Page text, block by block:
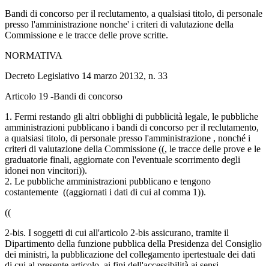
Bandi di concorso per il reclutamento, a qualsiasi titolo, di personale
presso l'amministrazione nonche' i criteri di valutazione della
Commissione e le tracce delle prove scritte.
NORMATIVA
Decreto Legislativo 14 marzo 20132, n. 33
Articolo 19 -Bandi di concorso
1. Fermi restando gli altri obblighi di pubblicità legale, le pubbliche
amministrazioni pubblicano i bandi di concorso per il reclutamento,
a qualsiasi titolo, di personale presso l'amministrazione , nonché i
criteri di valutazione della Commissione ((, le tracce delle prove e le
graduatorie finali, aggiornate con l'eventuale scorrimento degli
idonei non vincitori)).
2. Le pubbliche amministrazioni pubblicano e tengono
costantemente ((aggiornati i dati di cui al comma 1)).
((
2-bis. I soggetti di cui all'articolo 2-bis assicurano, tramite il
Dipartimento della funzione pubblica della Presidenza del Consiglio
dei ministri, la pubblicazione del collegamento ipertestuale dei dati